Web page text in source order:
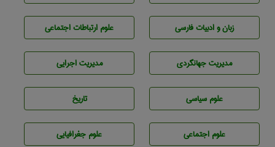
زبان و ادبيات فارسی علوم ارتباطات اجتماعی
مديريت جهانگردی مديريت اجرايی
علوم سياسی تاريخ
علوم اجتماعی علوم جغرافيايی